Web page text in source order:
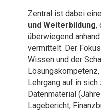
Zentral ist dabei eine
und Weiterbildung,
überwiegend
vermittelt. Der
Wissen und der
Lehrgang auf in
Datenmaterial
Lagebericht,